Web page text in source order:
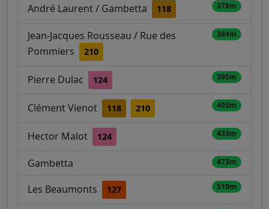
André Laurent / Gambetta 118 378m
Jean-Jacques Rousseau / Rue des
Pommiers
210
384m
Pierre Dulac 124 395m
Clément Vienot 118 210 403m
Hector Malot 124 433m
Gambetta 473m
Les Beaumonts 127 510m